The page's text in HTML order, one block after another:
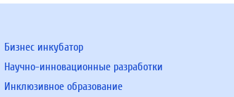
Бизнес инкубатор
Научно-инновационные разработки
Инклюзивное образование